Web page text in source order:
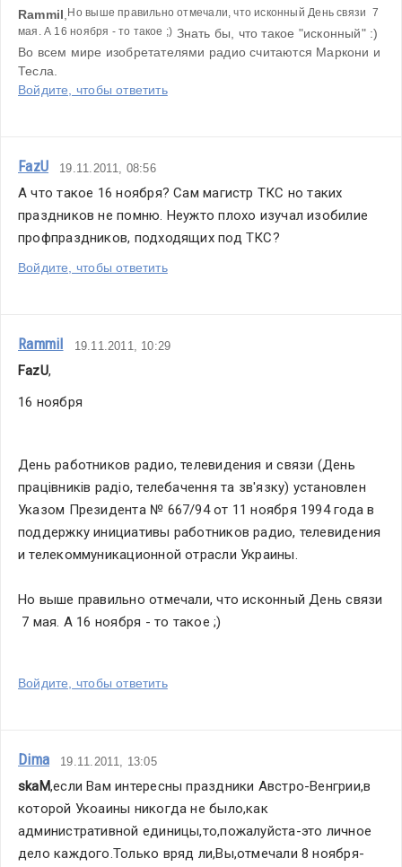
Rammil, Но выше правильно отмечали, что исконный День связи  7
мая. А 16 ноября - то такое ;) Знать бы, что такое "исконный" :)
Во всем мире изобретателями радио считаются Маркони и
Тесла.
Войдите, чтобы ответить
FazU 19.11.2011, 08:56
А что такое 16 ноября? Сам магистр ТКС но таких
праздников не помню. Неужто плохо изучал изобилие
профпраздников, подходящих под ТКС?
Войдите, чтобы ответить
Rammil 19.11.2011, 10:29
FazU,
16 ноября
День работников радио, телевидения и связи (День
працівників радіо, телебачення та зв'язку) установлен
Указом Президента № 667/94 от 11 ноября 1994 года в
поддержку инициативы работников радио, телевидения
и телекоммуникационной отрасли Украины.
Но выше правильно отмечали, что исконный День связи
7 мая. А 16 ноября - то такое ;)
Войдите, чтобы ответить
Dima 19.11.2011, 13:05
skaM,если Вам интересны праздники Австро-Венгрии,в
которой Укоаины никогда не было,как
административной единицы,то,пожалуйста-это личное
дело каждого.Только вряд ли,Вы,отмечали 8 ноября-